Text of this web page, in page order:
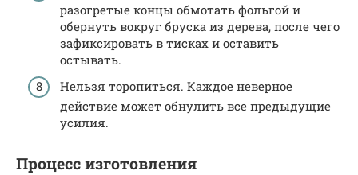
разогретые концы обмотать фольгой и
обернуть вокруг бруска из дерева, после чего
зафиксировать в тисках и оставить
остывать.
Нельзя торопиться. Каждое неверное
действие может обнулить все предыдущие
усилия.
Процесс изготовления